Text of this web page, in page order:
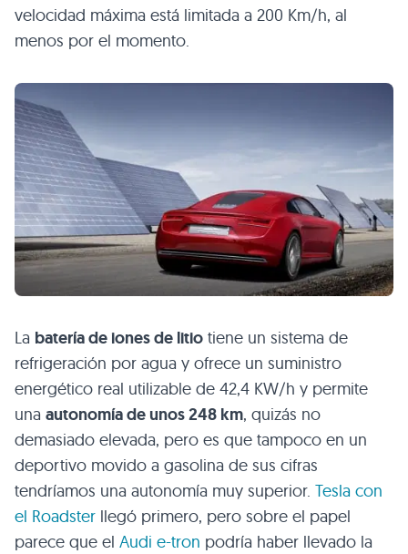
velocidad máxima está limitada a 200 Km/h, al
menos por el momento.
La batería de iones de litio tiene un sistema de
refrigeración por agua y ofrece un suministro
energético real utilizable de 42,4 KW/h y permite
una autonomía de unos 248 km, quizás no
demasiado elevada, pero es que tampoco en un
deportivo movido a gasolina de sus cifras
tendríamos una autonomía muy superior. Tesla con
el Roadster llegó primero, pero sobre el papel
parece que el Audi e-tron podría haber llevado la